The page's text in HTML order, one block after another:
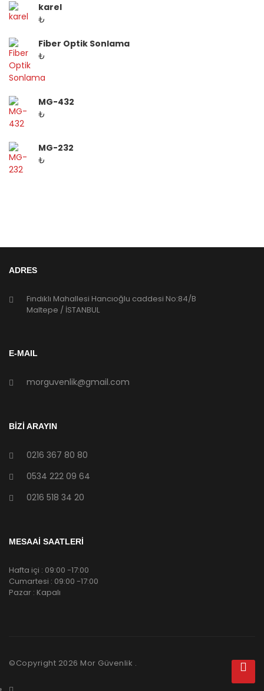
karel
₺
Fiber Optik Sonlama
₺
MG-432
₺
MG-232
₺
ADRES
Fındıklı Mahallesi Hancıoğlu caddesi No:84/B
Maltepe / İSTANBUL
E-MAIL
morguvenlik@gmail.com
BİZİ ARAYIN
0216 367 80 80
0534 222 09 64
0216 518 34 20
MESAAİ SAATLERİ
Hafta içi : 09:00 -17:00
Cumartesi : 09:00 -17:00
Pazar : Kapalı
©Copyright 2026 Mor Güvenlik .